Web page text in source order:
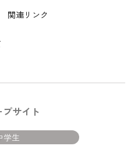
関連リンク
プサイト
学生